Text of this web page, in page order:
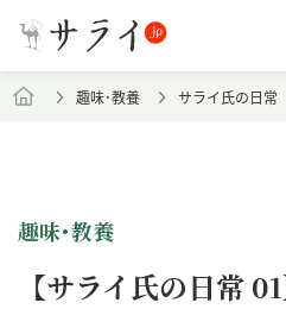
趣味･教養 サライ氏の日常
趣味･教養
【サライ氏の日常